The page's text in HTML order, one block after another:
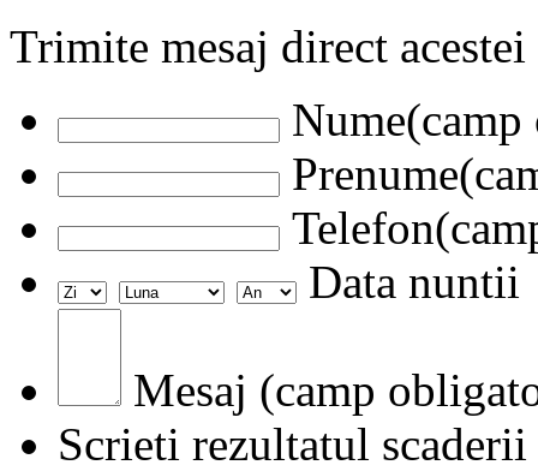
Trimite mesaj direct
Data nuntii
Mesaj (camp
Scrieti rezultatul scaderii